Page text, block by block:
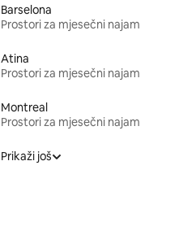
Barselona
Prostori za mjesečni najam
Atina
Prostori za mjesečni najam
Montreal
Prostori za mjesečni najam
Prikaži još